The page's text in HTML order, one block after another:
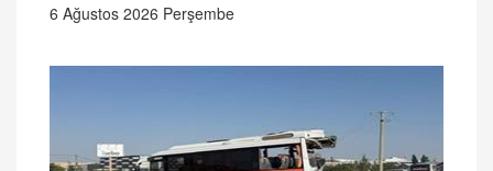
6 Ağustos 2026 Perşembe